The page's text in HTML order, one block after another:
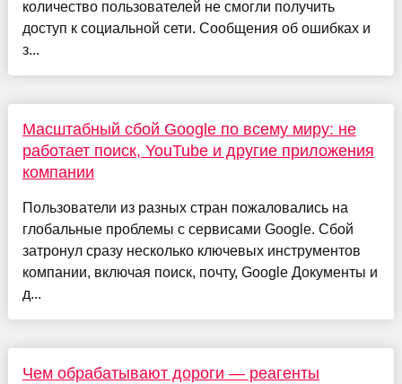
количество пользователей не смогли получить
доступ к социальной сети. Сообщения об ошибках и
з...
Масштабный сбой Google по всему миру: не
работает поиск, YouTube и другие приложения
компании
Пользователи из разных стран пожаловались на
глобальные проблемы с сервисами Google. Сбой
затронул сразу несколько ключевых инструментов
компании, включая поиск, почту, Google Документы и
д...
Чем обрабатывают дороги — реагенты